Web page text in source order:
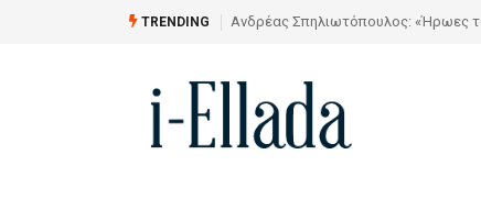
TRENDING
Αίθουσα Τέχνης «ΑΣΤΡΟΛΑΒΟΣ»Από το Σχέδιο στην Πραγματικότητα